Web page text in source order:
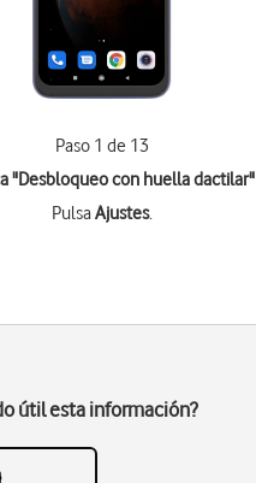
Paso 1 de 13
"Desbloqueo con huella dactilar"
PulsaAjustes.
útil esta información?